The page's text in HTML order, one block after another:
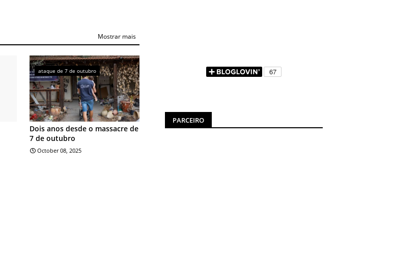
Mostrar mais
ataque de 7 de outubro
Dois anos desde o massacre de
7 de outubro
October 08, 2025
PARCEIRO